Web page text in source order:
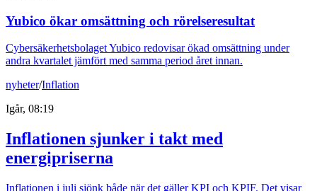
Yubico ökar omsättning och rörelseresultat
Cybersäkerhetsbolaget Yubico redovisar ökad omsättning under
andra kvartalet jämfört med samma period året innan.
nyheter/Inflation
Igår, 08:19
Inflationen sjunker i takt med
energipriserna
Inflationen i juli sjönk både när det gäller KPI och KPIF. Det visar